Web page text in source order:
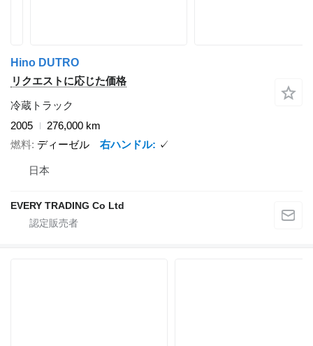
Hino DUTRO
リクエストに応じた価格
冷蔵トラック
2005
276,000 km
燃料 ディーゼル 右ハンドル ✓
日本
EVERY TRADING Co Ltd